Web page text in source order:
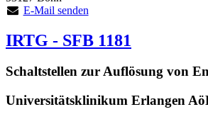
E-Mail senden
IRTG - SFB 1181
Schaltstellen zur Auflösung von
Universitätsklinikum Erlangen